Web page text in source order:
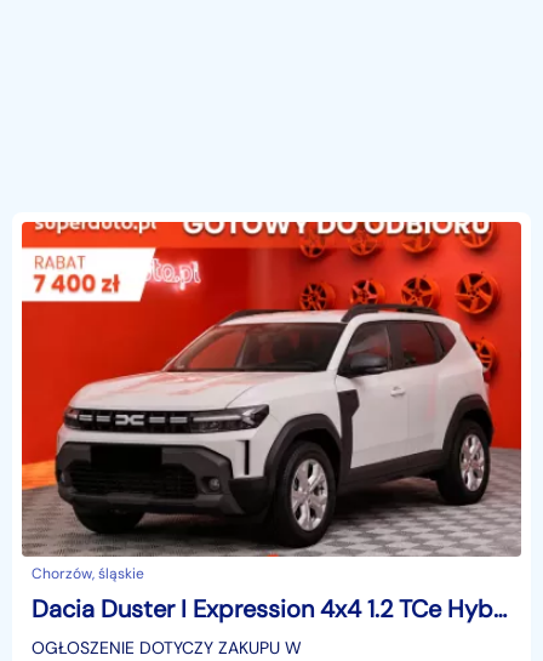
Chorzów, śląskie
Dacia Duster I Expression 4x4 1.2 TCe Hybrid-G LPG Expression 4x4 1.2 TCe Hybrid-G LPG
OGŁOSZENIE DOTYCZY ZAKUPU W